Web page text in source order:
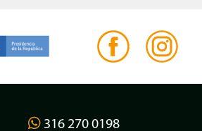
316 270 0198